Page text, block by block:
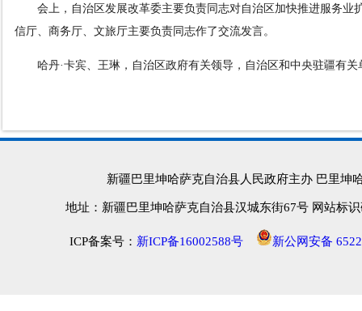
会上，自治区发展改革委主要负责同志对自治区加快推进服务
信厅、商务厅、文旅厅主要负责同志作了交流发言。
哈丹·卡宾、王琳，自治区政府有关领导，自治区和中央驻疆有
新疆巴里坤哈萨克自治县人民政府主办 巴里坤
地址：新疆巴里坤哈萨克自治县汉城东街67号 网站标
ICP备案号： 新ICP备16002588号 新公网安备